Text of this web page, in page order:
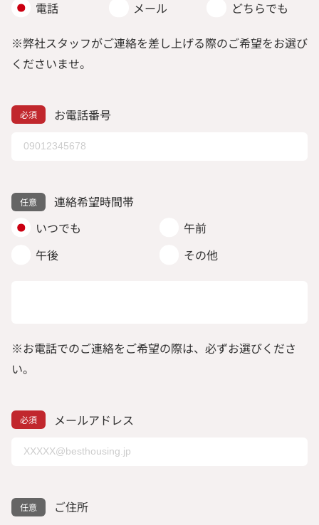
電話 メール どちらでも
※弊社スタッフがご連絡を差し上げる際のご希望をお選び
くださいませ。
お電話番号
連絡希望時間帯
いつでも
午前
午後
その他
※お電話でのご連絡をご希望の際は、必ずお選びくださ
い。
メールアドレス
ご住所